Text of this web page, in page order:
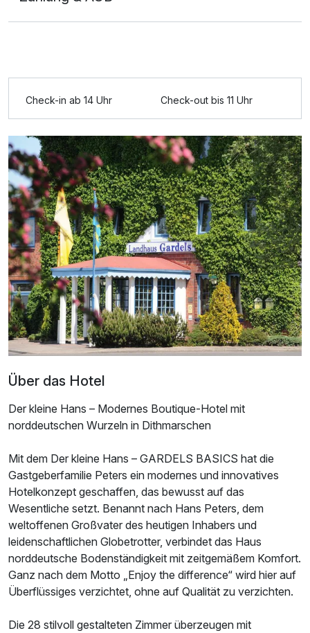
Ausstattung
Zusatznächte
Für 3 Tage p.P. ab180,00 €
Doppelzimmer Queensize Bett
2 Erwachsene
Ausstattung
Zusatznächte
Check-in ab 14 Uhr Check-out bis 11 Uhr
Über das Hotel
Der kleine Hans – Modernes Boutique-Hotel mit
norddeutschen Wurzeln in Dithmarschen
Mit dem Der kleine Hans – GARDELS BASICS hat die
Gastgeberfamilie Peters ein modernes und innovatives
Hotelkonzept geschaffen, das bewusst auf das
Wesentliche setzt. Benannt nach Hans Peters, dem
weltoffenen Großvater des heutigen Inhabers und
leidenschaftlichen Globetrotter, verbindet das Haus
norddeutsche Bodenständigkeit mit zeitgemäßem Komfort.
Ganz nach dem Motto „Enjoy the difference“ wird hier auf
Überflüssiges verzichtet, ohne auf Qualität zu verzichten.
Die 28 stilvoll gestalteten Zimmer überzeugen mit